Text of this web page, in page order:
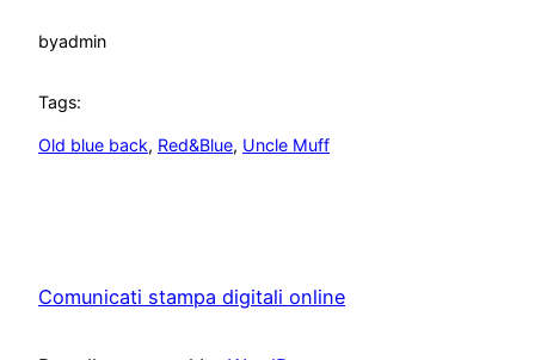
byadmin
Tags:
Old blue back, Red&Blue, Uncle Muff
Comunicati stampa digitali online